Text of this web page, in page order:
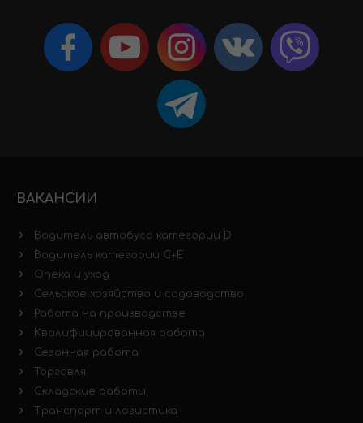
ВАКАНСИИ
Водитель автобуса категории D
Водитель категории C+E
Опека и уход
Сельское хозяйство и садоводство
Работа на производстве
Квалифицированная работа
Сезонная работа
Торговля
Складские работы
Транспорт и логистика